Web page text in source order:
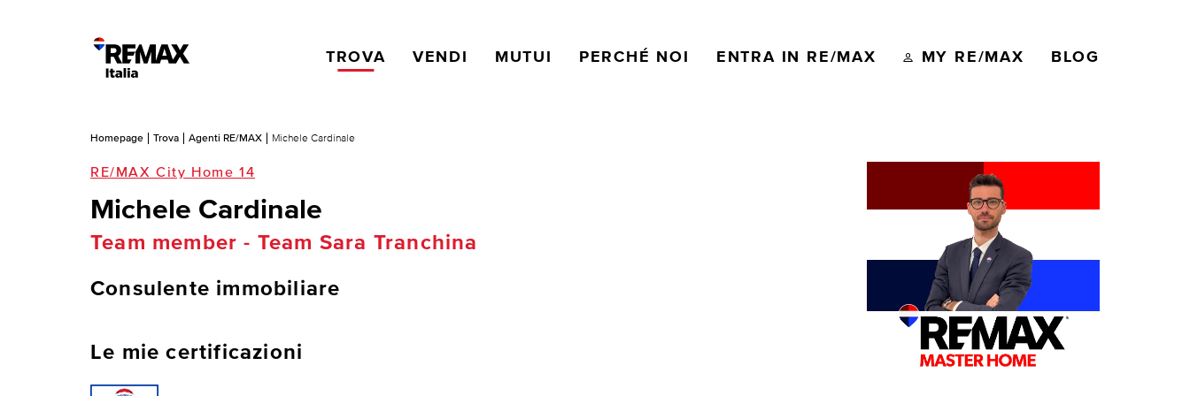
TROVA VENDI MUTUI PERCHÉ NOI ENTRA IN RE/MAX MY RE/MAX BLOG
Homepage Trova Agenti RE/MAX Michele Cardinale
RE/MAX City Home 14
Michele Cardinale
Team member - Team Sara Tranchina
Consulente immobiliare
Le mie certificazioni